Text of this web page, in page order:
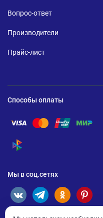
Вопрос-ответ
Производители
Прайс-лист
Способы оплаты
Помощь по оплате Visa
Помощь по оплате
Помощь по
Помощь по оплате СБП
Мы в соц.сетях